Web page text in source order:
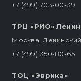
+7 (499) 703-00-39
ТРЦ «РИО»
Москва,
+7 (499) 350-80-65
ТОЦ «Эврика»